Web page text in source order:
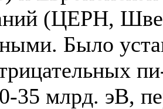
(ЦЕРН,
Было
35 млрд. эВ,